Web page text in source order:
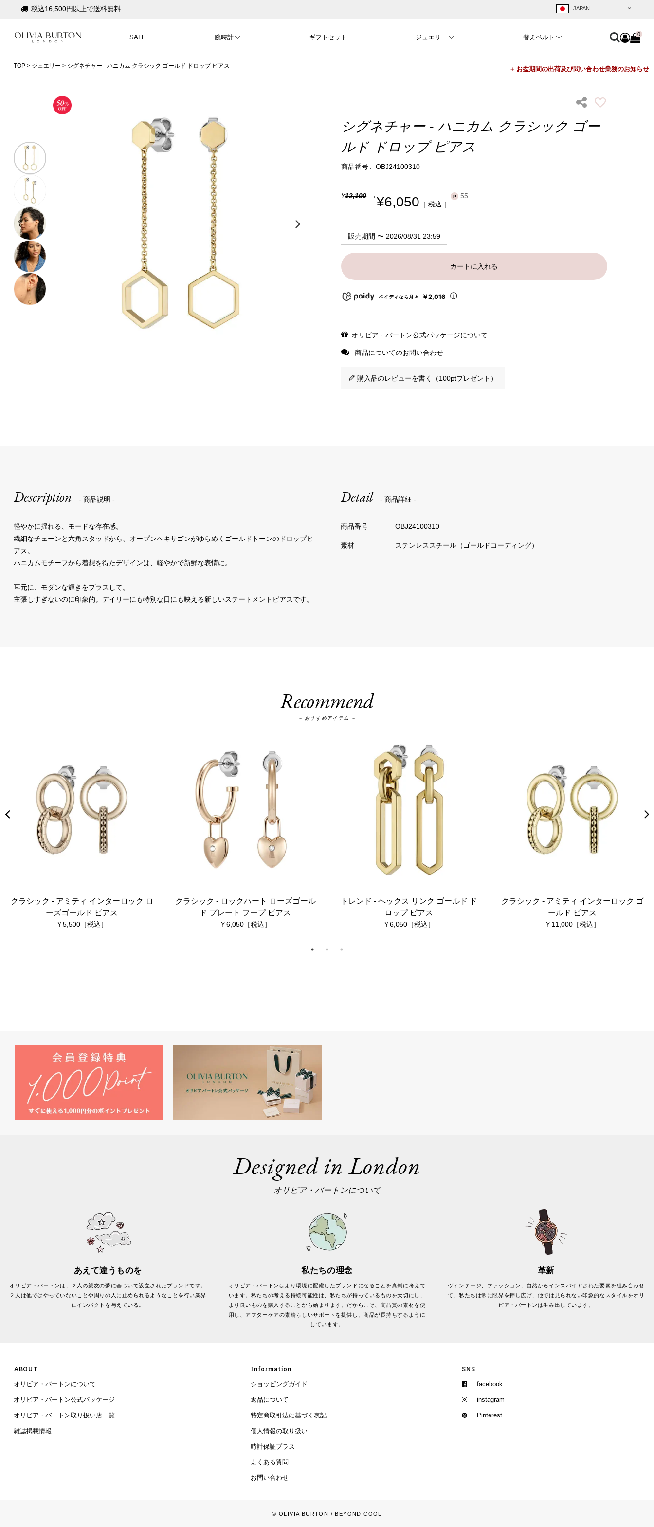
公式パッケージでお届け
会員登録で1,000円分のポイントプレゼント
公式パッケージでお届け
SALE 腕時計 ギフトセット ジュエリー 替えベルト 0
TOP ジュエリー シグネチャー - ハニカム クラシック ゴールド ドロップ ピアス
シグネチャー - ハニカム クラシック ゴー
ルド ドロップ ピアス
商品番号 OBJ24100310
¥12,100 ¥6,050 税込
55
販売期間 〜 2026/08/31 23:59
カートに入れる
ペイディなら月々 ￥2,016
オリビア・バートン公式パッケージについて
商品についてのお問い合わせ
購入品のレビューを書く（100ptプレゼント）
Description - 商品説明 -
軽やかに揺れる、モードな存在感。
繊細なチェーンと六角スタッドから、オープンヘキサゴンがゆらめくゴールドトーンのドロップピ
アス。
ハニカムモチーフから着想を得たデザインは、軽やかで新鮮な表情に。
耳元に、モダンな輝きをプラスして。
主張しすぎないのに印象的。デイリーにも特別な日にも映える新しいステートメントピアスです。
Detail - 商品詳細 -
OBJ24100310
ステンレススチール（ゴールドコーディング）
Recommend
－ おすすめアイテム －
クラシック - アミティ インターロック ロ
ーズゴールド ピアス
5,500
クラシック - ロックハート ローズゴール
ド プレート フープ ピアス
6,050
トレンド - ヘックス リンク ゴールド ド
ロップ ピアス
6,050
クラシック - アミティ インターロック ゴ
ールド ピアス
11,000
Designed in London
オリビア・バートンについて
あえて違うものを
オリビア・バートンは、２人の親友の夢に基づいて設立されたブランドです。
２人は他ではやっていないことや周りの人に止められるようなことを行い業界
にインパクトを与えている。
私たちの理念
オリビア・バートンはより環境に配慮したブランドになることを真剣に考えて
います。私たちの考える持続可能性は、私たちが持っているものを大切にし、
より良いものを購入することから始まります。だからこそ、高品質の素材を使
用し、アフターケアの素晴らしいサポートを提供し、商品が長持ちするように
しています。
革新
ヴィンテージ、ファッション、自然からインスパイヤされた要素を組み合わせ
て、私たちは常に限界を押し広げ、他では見られない印象的なスタイルをオリ
ビア・バートンは生み出しています。
ABOUT
オリビア・バートンについて
オリビア・バートン公式パッケージ
オリビア・バートン取り扱い店一覧
雑誌掲載情報
Information
ショッピングガイド
返品について
特定商取引法に基づく表記
個人情報の取り扱い
時計保証プラス
よくある質問
お問い合わせ
SNS
facebook
instagram
Pinterest
© OLIVIA BURTON / BEYOND COOL